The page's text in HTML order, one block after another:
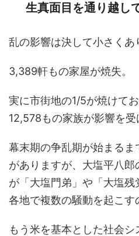
生真面目を通り越し
乱の影響は決して小さくあ
3,389軒もの家屋が焼失。
実に市街地の1/5が焼けて
12,578もの家族が影響を受
幕末期の争乱期が始まる
がありますが、大塩平八
が「大塩門弟」や「大塩残
各地で複数の騒動を起こす
もう米を基本とした社会